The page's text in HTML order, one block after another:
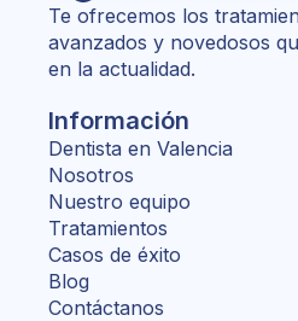
Te ofrecemos los
avanzados y novedosos
en la actualidad.
Información
Dentista en Valencia
Nosotros
Nuestro equipo
Tratamientos
Casos de éxito
Blog
Contáctanos